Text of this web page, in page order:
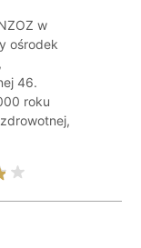
w
ośrodek
46.
roku